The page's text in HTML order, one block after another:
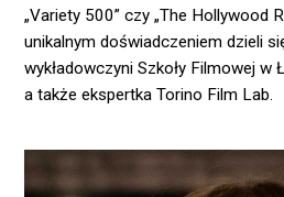
„Variety 500” czy „The Hollywood
unikalnym doświadczeniem dzieli
wykładowczyni Szkoły Filmowej w
a także ekspertka Torino Film Lab.